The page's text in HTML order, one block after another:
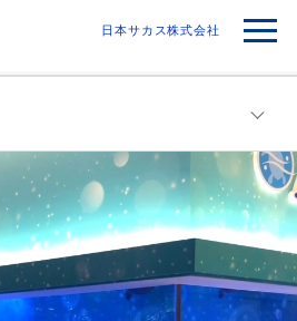
日本サカス株式会社